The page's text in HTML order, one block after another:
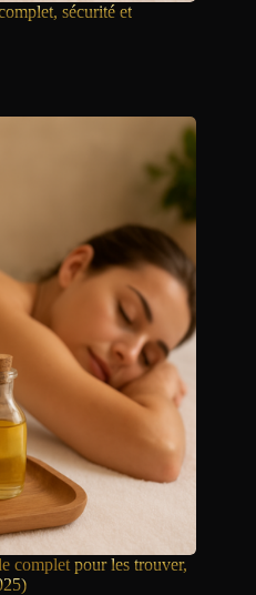
sécurité et
complet pour les trouver,